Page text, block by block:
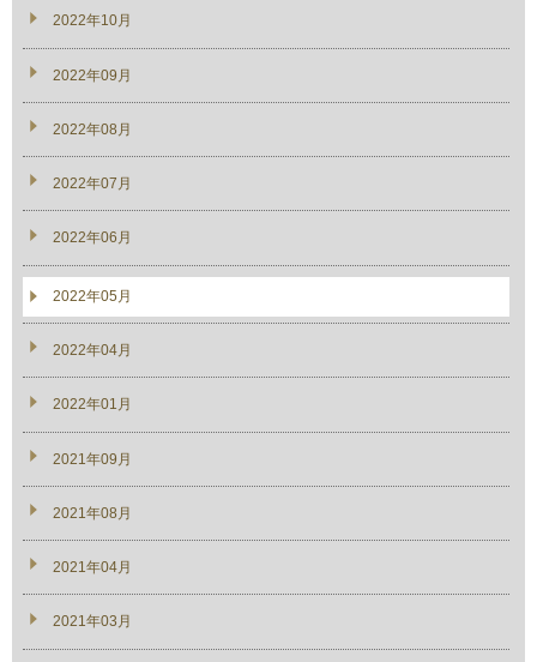
2022年10月
2022年09月
2022年08月
2022年07月
2022年06月
2022年05月
2022年04月
2022年01月
2021年09月
2021年08月
2021年04月
2021年03月